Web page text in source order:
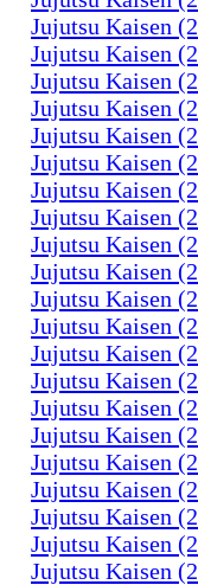
Jujutsu Kaisen
Jujutsu Kaisen
Jujutsu Kaisen
Jujutsu Kaisen
Jujutsu Kaisen
Jujutsu Kaisen
Jujutsu Kaisen
Jujutsu Kaisen
Jujutsu Kaisen
Jujutsu Kaisen
Jujutsu Kaisen
Jujutsu Kaisen
Jujutsu Kaisen
Jujutsu Kaisen
Jujutsu Kaisen
Jujutsu Kaisen
Jujutsu Kaisen
Jujutsu Kaisen
Jujutsu Kaisen
Jujutsu Kaisen
Jujutsu Kaisen